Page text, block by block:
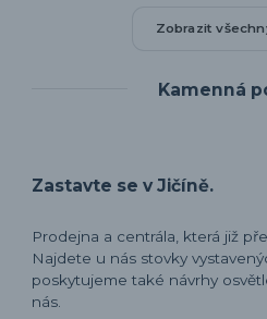
Zobrazit
Kamenná
Zastavte se v Jičíně.
Prodejna a centrála, která již
Najdete u nás stovky
poskytujeme také návrhy
nás.